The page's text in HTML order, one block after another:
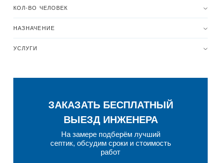
КОЛ-ВО ЧЕЛОВЕК
НАЗНАЧЕНИЕ
УСЛУГИ
ЗАКАЗАТЬ БЕСПЛАТНЫЙ
ВЫЕЗД ИНЖЕНЕРА
На замере подберём лучший
септик, обсудим сроки и стоимость
работ